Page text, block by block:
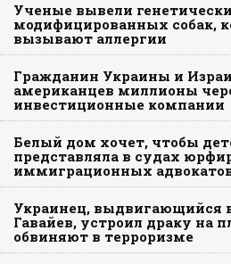
Ученые вывели генетически
модифицированных собак,
вызывают аллергии
Гражданин Украины и
американцев миллионы
инвестиционные компании
Белый дом хочет, чтобы
представляла в судах
иммиграционных
Украинец, выдвигающийся
Гавайев, устроил драку на
обвиняют в терроризме